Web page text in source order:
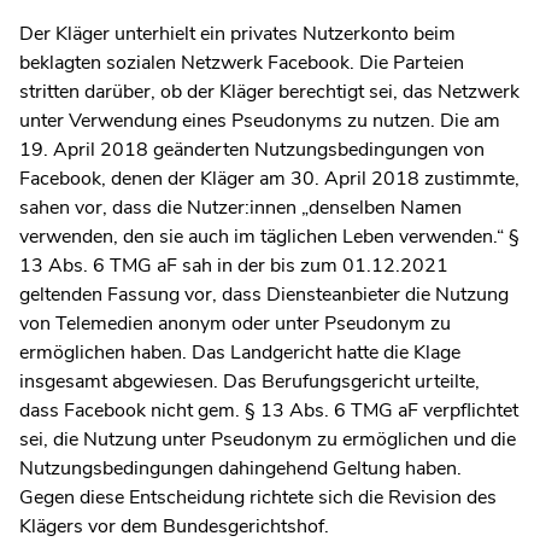
Der Kläger unterhielt ein privates Nutzerkonto beim
beklagten sozialen Netzwerk Facebook. Die Parteien
stritten darüber, ob der Kläger berechtigt sei, das Netzwerk
unter Verwendung eines Pseudonyms zu nutzen. Die am
19. April 2018 geänderten Nutzungsbedingungen von
Facebook, denen der Kläger am 30. April 2018 zustimmte,
sahen vor, dass die Nutzer:innen „denselben Namen
verwenden, den sie auch im täglichen Leben verwenden.“ §
13 Abs. 6 TMG aF sah in der bis zum 01.12.2021
geltenden Fassung vor, dass Diensteanbieter die Nutzung
von Telemedien anonym oder unter Pseudonym zu
ermöglichen haben. Das Landgericht hatte die Klage
insgesamt abgewiesen. Das Berufungsgericht urteilte,
dass Facebook nicht gem. § 13 Abs. 6 TMG aF verpflichtet
sei, die Nutzung unter Pseudonym zu ermöglichen und die
Nutzungsbedingungen dahingehend Geltung haben.
Gegen diese Entscheidung richtete sich die Revision des
Klägers vor dem Bundesgerichtshof.